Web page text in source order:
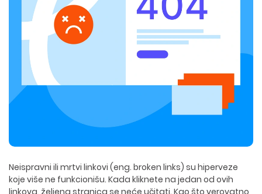
Neispravni ili mrtvi linkovi (eng. broken links) su hiperveze
koje više ne funkcionišu. Kada kliknete na jedan od ovih
linkova, željena stranica se neće učitati. Kao što verovatno